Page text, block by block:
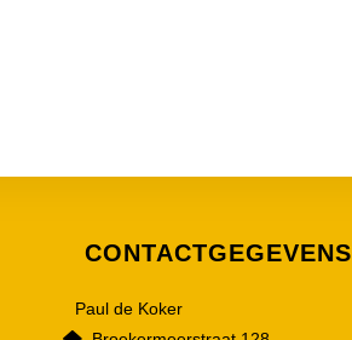
CONTACTGEGEVENS
Paul de Koker